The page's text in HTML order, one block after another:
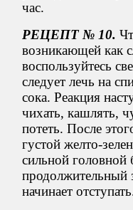
час.
РЕЦЕПТ № 10.
возникающей как
воспользуйтесь
следует лечь на
сока. Реакция
чихать, кашлять,
потеть. После
густой желто-
сильной головной
продолжительный
начинает